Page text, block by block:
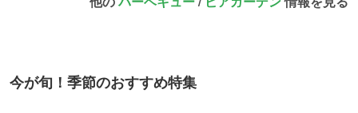
今が旬！季節のおすすめ特集